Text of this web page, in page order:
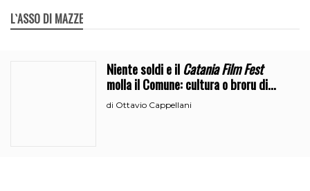
L`ASSO DI MAZZE
Niente soldi e ilCatania Film Fest
molla il Comune: cultura o broru di
ciciri?
di Ottavio Cappellani